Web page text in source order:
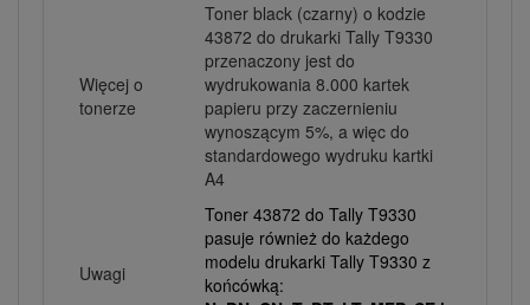
Więcej o
tonerze
Toner black (czarny) o kodzie
43872 do drukarki Tally T9330
przenaczony jest do
wydrukowania 8.000 kartek
papieru przy zaczernieniu
wynoszącym 5%, a więc do
standardowego wydruku kartki
A4
Uwagi
Toner 43872 do Tally T9330
pasuje również do każdego
modelu drukarki Tally T9330 z
końcówką: